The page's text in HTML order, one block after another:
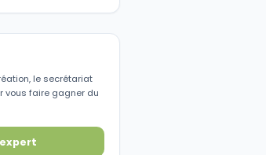
le secrétariat
vous faire gagner du